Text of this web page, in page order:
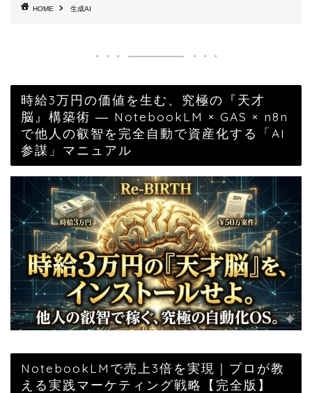
HOME 生成AI
時給3万円の価値を生む、究極の『天才
脳』構築術 ― NotebookLM × GAS × n8n
で他人の叡智を完全自動で資産化する「AI
参謀」マニュアル
NotebookLMで売上3倍を実現｜プロが教
える実践マーケティング戦略【完全版】